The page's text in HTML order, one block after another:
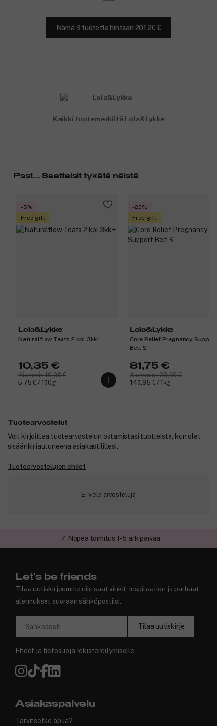
Nämä 3 tuotetta hintaan 201,20 €
Kaikki tuotemerkiltä Lola&Lykke
Psst... Saattaisit tykätä näistä
-5%
Free gift
Lola&Lykke
Naturalflow Teats 2 kpl 3kk+
10,35 €
Aiemmin 10,90 €
5,75 € / 100g
-25%
Free gift
Lola&Lykke
Core Relief Pregnancy Support
Belt S
81,75 €
Aiemmin 109,00 €
140,95 € / 1kg
Tuotearvostelut
Voit kirjoittaa tuotearvostelun ostamistasi tuotteista, kun olet
sisäänkirjautuneena asiakastilillesi.
Tuotearvostelujen ehdot
Ei vielä arvosteluja
Let's be friends
Tilaa uutiskirjeemme niin saat vinkit, inspiraation ja parhaat
alennukset suoraan sähköpostiisi.
Sähköposti Tilaa uutiskirje
Ehdot ja tietosuoja rekisteröitymiselle
Asiakaspalvelu
Tarvitsetko apua?